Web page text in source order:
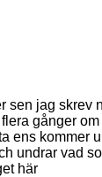
sen jag skrev
gånger
ens kommer
undrar vad
här